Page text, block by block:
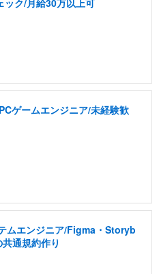
ック/月給30万以上可
ゲームエンジニア/未経験歓
ムエンジニア/Figma・Storyb
通規約作り